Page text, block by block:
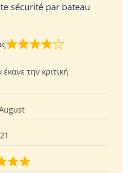
sécurité par bateau
Βαθμολογήθηκε
4
την κριτική